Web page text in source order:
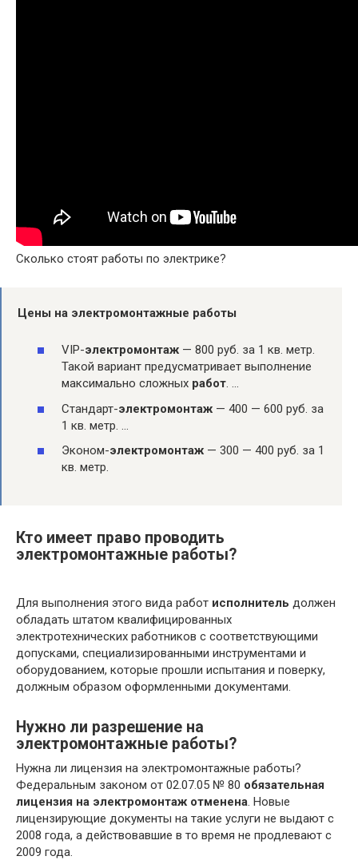
Сколько стоят работы по электрике?
Цены на электромонтажные работы
VIP-электромонтаж — 800 руб. за 1 кв. метр.
Такой вариант предусматривает выполнение
максимально сложных работ. …
Стандарт-электромонтаж — 400 — 600 руб. за
1 кв. метр. …
Эконом-электромонтаж — 300 — 400 руб. за 1
кв. метр.
Кто имеет право проводить
электромонтажные работы?
Для выполнения этого вида работ исполнитель должен
обладать штатом квалифицированных
электротехнических работников с соответствующими
допусками, специализированными инструментами и
оборудованием, которые прошли испытания и поверку,
должным образом оформленными документами.
Нужно ли разрешение на
электромонтажные работы?
Нужна ли лицензия на электромонтажные работы?
Федеральным законом от 02.07.05 № 80 обязательная
лицензия на электромонтаж отменена . Новые
лицензирующие документы на такие услуги не выдают с
2008 года, а действовавшие в то время не продлевают с
2009 года.